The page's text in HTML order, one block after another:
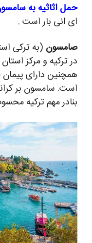
حمل اثاثیه به
ای انی بار است .
صامسون (به ترکی
در ترکیه و مرکز
همچنین دارای
است. سامسون بر
بنادر مهم ترکیه